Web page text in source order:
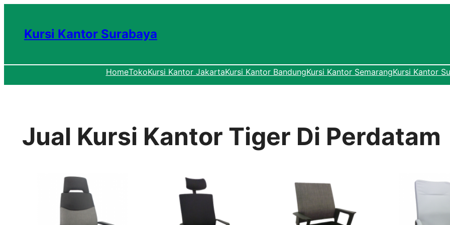
Kursi Kantor Surabaya
HomeTokoKursi Kantor JakartaKursi Kantor BandungKursi Kantor SemarangKursi Kantor
Jual Kursi Kantor Tiger Di Perdatam